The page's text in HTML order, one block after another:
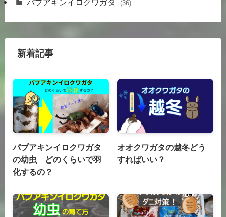
パプアキンイロクワガタ (36)
新着記事
パプアキンイロクワガタ
の幼虫 どのくらいで羽
化するの？
オオクワガタの越冬どう
すればいい？